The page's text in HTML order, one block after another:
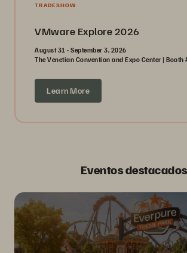
TRADESHOW
VMware Explore 2026
August 31 - September 3, 2026
The Venetian Convention and Expo Center | Booth
Learn More
Eventos destacados